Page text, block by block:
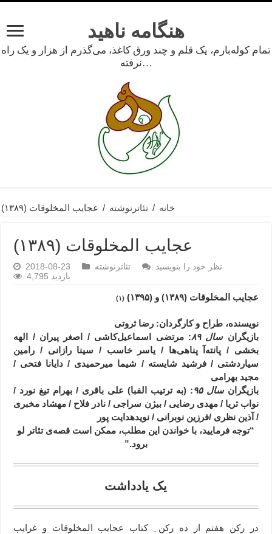
هنگامه ناهید
تمام کوله‌بارم، یک قلم و چند ورق کاغذ، می‌گذرم از هزار و یک راه
نرفته…
خانه / تئاترنوشته / عجایب المخلوقات (۱۳۸۹)
عجایب المخلوقات (۱۳۸۹)
2018-08-23 تئاترنوشته
نظر خود را بنویسید
4,795 بازدید
عجایب المخلوقات (۱۳۸۹) و (۱۳۹۵) (۱)
نویسنده، طراح و کارگردان: رضا ثروتی
بازیگرانسال ۸۹
: مرتضی اسماعیل‌کاشی / اصغر پیران / الهه
بخشی / پانته‌آ پناهی‌ها / یاسر خاسب / سینا رازانی / رامین
سیاردشتی / فرشید شایسته / شیما میرحمیدی / دایانا فتحی /
مجید بهرامی
بازیگرانسال ۹۵
: (به ترتیب الفبا) علی باقری / بهرام تیغ نورد /
نواب ثریا / مهدى رضایى / بیژن سراجی / نادر فلاح / مهشاد مخبری
/ آذین نظری /فرزین نوبرانی / نویدهدایت پور
“توجه فرمایید،‌ با خواندن این مطلب، ممکن است قصه‌ی تئاتر لو
برود.”
در رکن هفتم از ده رکن ِ کتاب عجایب المخلوقات و غرایب